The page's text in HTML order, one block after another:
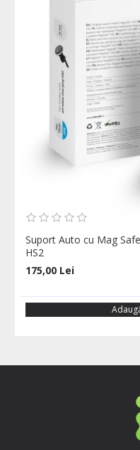
Suport Auto cu Mag
HS2
175,00 Lei